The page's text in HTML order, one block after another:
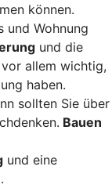
können.
und Wohnung
und die
allem wichtig,
haben.
sollten Sie über
Bauen
und eine